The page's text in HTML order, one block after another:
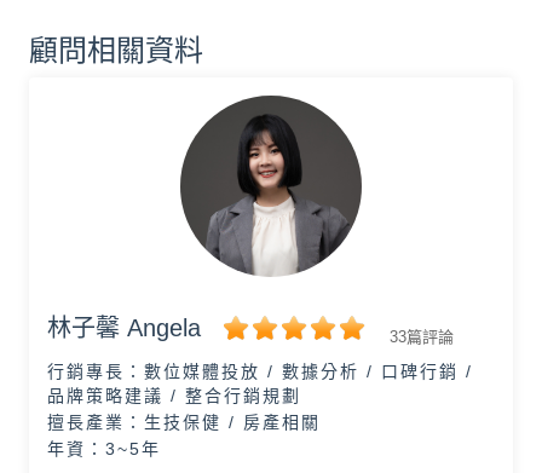
顧問相關資料
林子馨 Angela 33篇評論
行銷專長： 數位媒體投放 / 數據分析 / 口碑行銷 /
品牌策略建議 / 整合行銷規劃
擅長產業： 生技保健 / 房產相關
年資：3~5年